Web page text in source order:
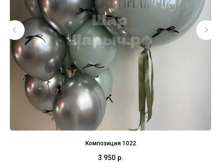
Композиция 1022
3 950 р.